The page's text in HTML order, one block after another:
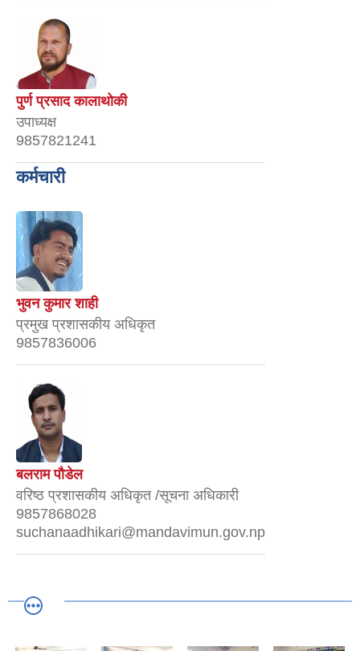
पुर्ण प्रसाद कालाथोकी
उपाध्यक्ष
9857821241
कर्मचारी
भुवन कुमार शाही
प्रमुख प्रशासकीय अधिकृत
9857836006
बलराम पौडेल
वरिष्ठ प्रशासकीय अधिकृत /सूचना अधिकारी
9857868028
suchanaadhikari@mandavimun.gov.np